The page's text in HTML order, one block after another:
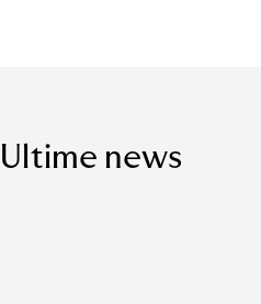
Ultime news